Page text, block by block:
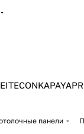
ONKA
панели